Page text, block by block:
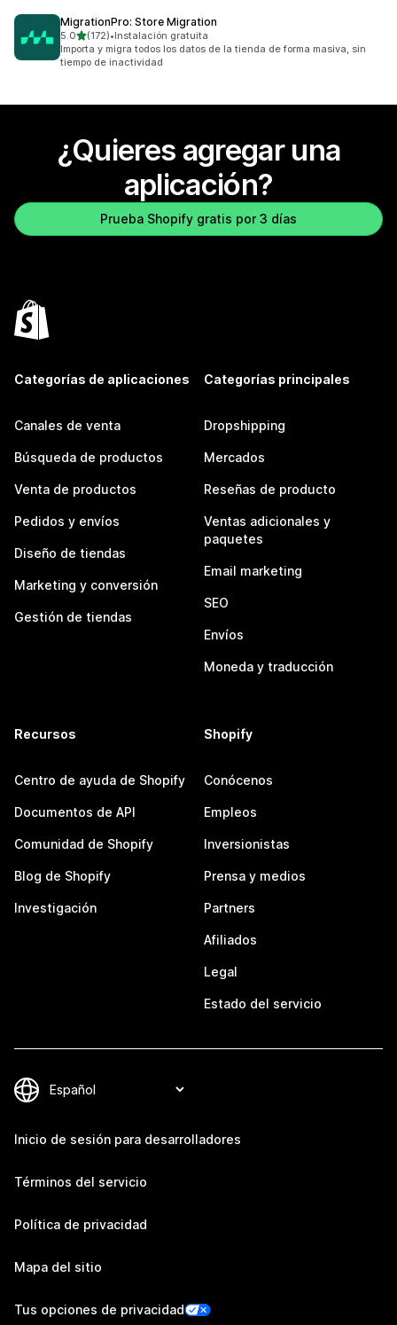
MigrationPro: Store Migration
5.0de 5 estrellas
(172)
172 reseñas en total
•Instalación gratuita
Importa y migra todos los datos de la tienda de forma masiva, sin
tiempo de inactividad
¿Quieres agregar una
aplicación?
Prueba Shopify gratis por 3 días
Categorías de aplicaciones
Canales de venta
Búsqueda de productos
Venta de productos
Pedidos y envíos
Diseño de tiendas
Marketing y conversión
Gestión de tiendas
Categorías principales
Dropshipping
Mercados
Reseñas de producto
Ventas adicionales y
paquetes
Email marketing
SEO
Envíos
Moneda y traducción
Recursos
Centro de ayuda de Shopify
Documentos de API
Comunidad de Shopify
Blog de Shopify
Investigación
Shopify
Conócenos
Empleos
Inversionistas
Prensa y medios
Partners
Afiliados
Legal
Estado del servicio
Inicio de sesión para desarrolladores
Términos del servicio
Política de privacidad
Mapa del sitio
Tus opciones de privacidad